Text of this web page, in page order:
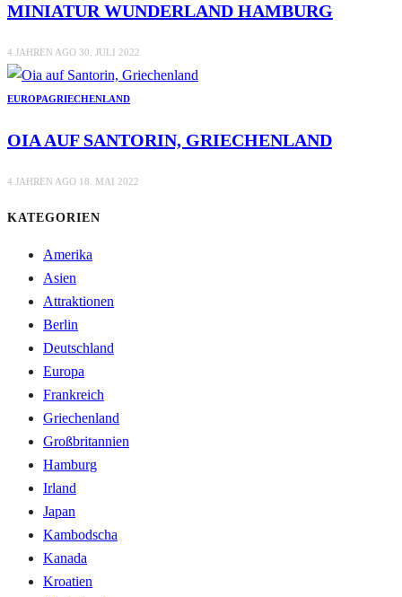
MINIATUR WUNDERLAND HAMBURG
4 JAHREN AGO 30. JULI 2022
EUROPAGRIECHENLAND
OIA AUF SANTORIN, GRIECHENLAND
4 JAHREN AGO 18. MAI 2022
KATEGORIEN
Amerika
Asien
Attraktionen
Berlin
Deutschland
Europa
Frankreich
Griechenland
Großbritannien
Hamburg
Irland
Japan
Kambodscha
Kanada
Kroatien